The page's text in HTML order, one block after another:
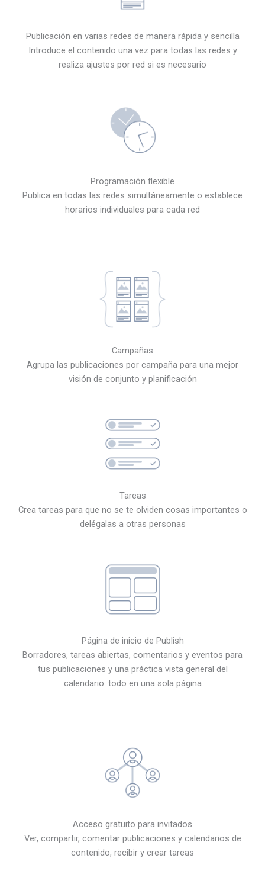
Publicación en varias redes de manera rápida y sencilla
Introduce el contenido una vez para todas las redes y
realiza ajustes por red si es necesario
Programación flexible
Publica en todas las redes simultáneamente o establece
horarios individuales para cada red
Campañas
Agrupa las publicaciones por campaña para una mejor
visión de conjunto y planificación
Tareas
Crea tareas para que no se te olviden cosas importantes o
delégalas a otras personas
Página de inicio de Publish
Borradores, tareas abiertas, comentarios y eventos para
tus publicaciones y una práctica vista general del
calendario: todo en una sola página
Acceso gratuito para invitados
Ver, compartir, comentar publicaciones y calendarios de
contenido, recibir y crear tareas